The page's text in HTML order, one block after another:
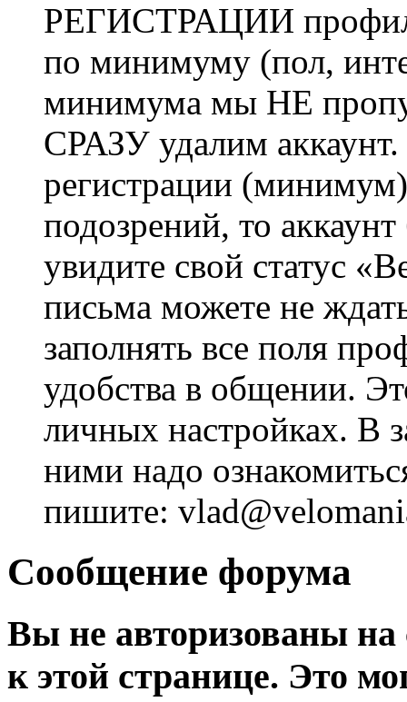
РЕГИСТРАЦИИ профиль
по минимуму (пол,
минимума мы НЕ
СРАЗУ удалим
регистрации
подозрений, то
увидите свой статус
письма можете не
заполнять все поля
удобства в общении.
личных настройках. В
ними надо
пишите:
Сообщение форума
Вы не авторизованы на
к этой странице. Это